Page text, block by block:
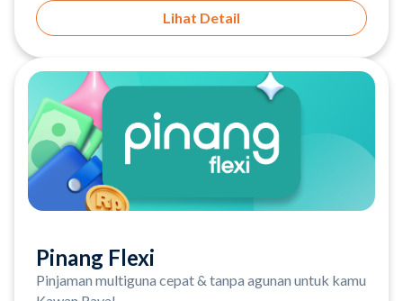
Lihat Detail
Pinang Flexi
Pinjaman multiguna cepat & tanpa agunan untuk kamu